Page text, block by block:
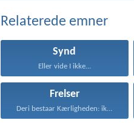
Relaterede emner
Synd
Eller vide I ikke...
Frelser
Deri bestaar Kærligheden: ikke...